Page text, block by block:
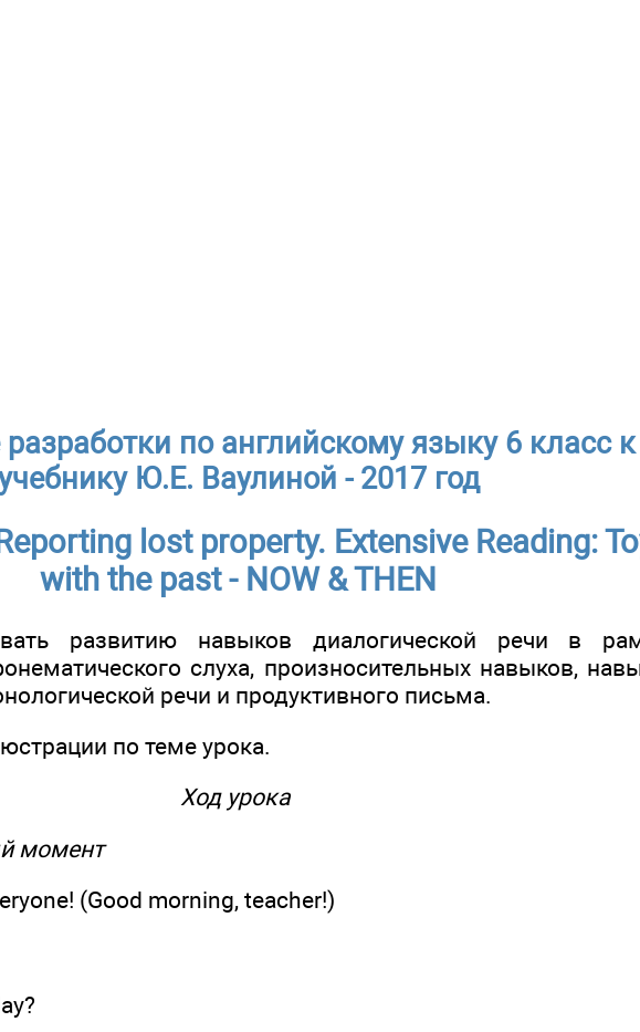
по английскому языку 6 класс к
Ю.Е. Ваулиной - 2017 год
lost property. Extensive Reading:
with the past - NOW & THEN
развитию навыков диалогической речи в
слуха, произносительных навыков,
речи и продуктивного письма.
по теме урока.
Ход урока
момент
(Good morning, teacher!)